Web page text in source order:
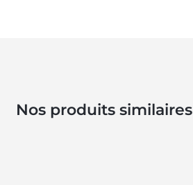
Nos produits similaires